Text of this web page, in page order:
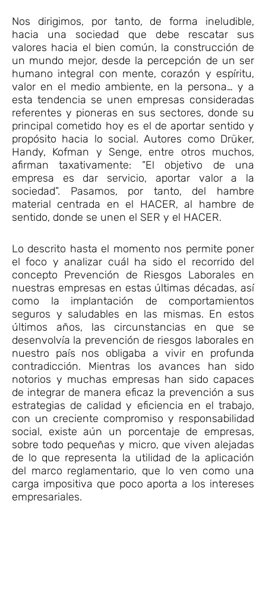
Nos dirigimos, por tanto, de forma ineludible,
hacia una sociedad que debe rescatar sus
valores hacia el bien común, la construcción de
un mundo mejor, desde la percepción de un ser
humano integral con mente, corazón y espíritu,
valor en el medio ambiente, en la persona… y a
esta tendencia se unen empresas consideradas
referentes y pioneras en sus sectores, donde su
principal cometido hoy es el de aportar sentido y
propósito hacia lo social. Autores como Drüker,
Handy, Kofman y Senge, entre otros muchos,
afirman taxativamente: “El objetivo de una
empresa es dar servicio, aportar valor a la
sociedad”. Pasamos, por tanto, del hambre
material centrada en el HACER, al hambre de
sentido, donde se unen el SER y el HACER.
Lo descrito hasta el momento nos permite poner
el foco y analizar cuál ha sido el recorrido del
concepto Prevención de Riesgos Laborales en
nuestras empresas en estas últimas décadas, así
como la implantación de comportamientos
seguros y saludables en las mismas. En estos
últimos años, las circunstancias en que se
desenvolvía la prevención de riesgos laborales en
nuestro país nos obligaba a vivir en profunda
contradicción. Mientras los avances han sido
notorios y muchas empresas han sido capaces
de integrar de manera eficaz la prevención a sus
estrategias de calidad y eficiencia en el trabajo,
con un creciente compromiso y responsabilidad
social, existe aún un porcentaje de empresas,
sobre todo pequeñas y micro, que viven alejadas
de lo que representa la utilidad de la aplicación
del marco reglamentario, que lo ven como una
carga impositiva que poco aporta a los intereses
empresariales.